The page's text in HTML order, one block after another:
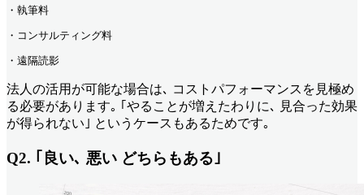
・執筆料
・コンサルティング料
・遠隔読影
法人の活用が可能な場合は､ コストパフォーマンスを見極め
る必要があります｡ ｢やることが増えたわりに､ 見合った効果
が得られない｣ というケースもあるためです｡
Q2. ｢良い､ 悪い どちらもある｣